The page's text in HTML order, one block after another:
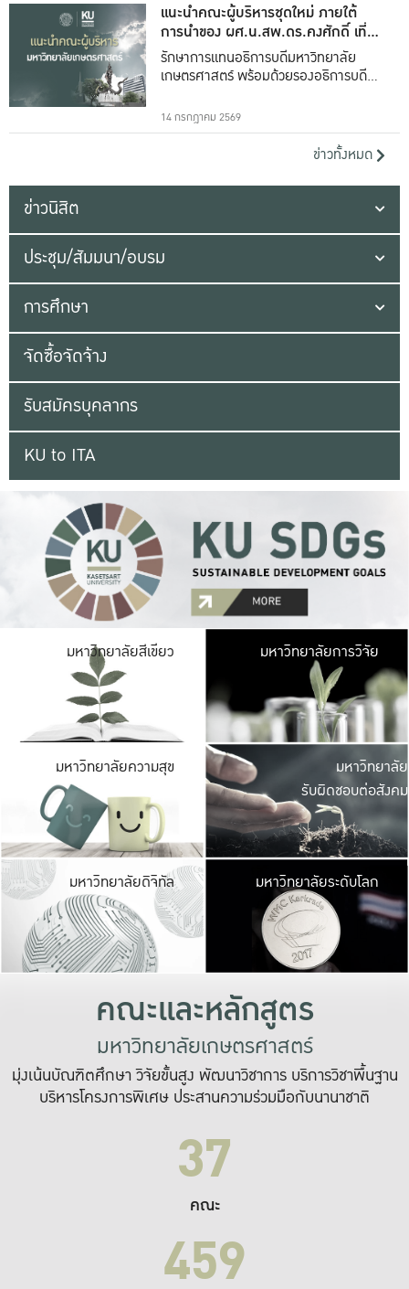
แนะนำคณะผู้บริหารชุดใหม่ ภายใต้
การนำของ ผศ.น.สพ.ดร.คงศักดิ์ เที่ยง
ธรรม
รักษาการแทนอธิการบดีมหาวิทยาลัย
เกษตรศาสตร์ พร้อมด้วยรองอธิการบดีทั้ง
14 กรกฎาคม 2569
ข่าวทั้งหมด
ข่าวนิสิต
ประชุม/สัมมนา/อบรม
การศึกษา
จัดซื้อจัดจ้าง
รับสมัครบุคลากร
KU to ITA
มหาวิทยาลัยสีเขียว มหาวิ
มีพื้นที่เขียวสดใส
เป็นป่าในเมือง เกษต
มหาวิทยาลัยการวิจัย
มหาวิทยาลัยความสุข มหาวิ
ค
เปิดประ
และพบเรื่องราวใ
มหาวิทยาลัย
รับผิดชอบต่อสังคม
มหาวิทยาลัยดิจิทัล มหาวิ
เปลี่ยนแปลง แล
เพื่อทำง
ระบบสารสนเทศ
มหาวิทยาลัยระดับโลก
คณะและหลักสูตร
มหาวิทยาลัยเกษตรศาสตร์
มุ่งเน้นบัณฑิตศึกษา วิจัยขั้นสูง พัฒนาวิชาการ บริการวิชาพื้นฐาน
บริหารโครงการพิเศษ ประสานความร่วมมือกับนานาชาติ
37
คณะ
459